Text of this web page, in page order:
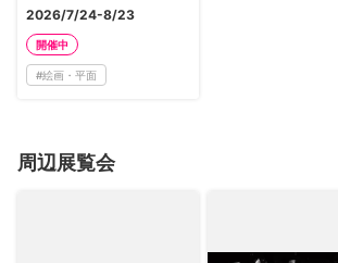
2026/7/24-8/23
開催中
#絵画・平面
周辺展覧会